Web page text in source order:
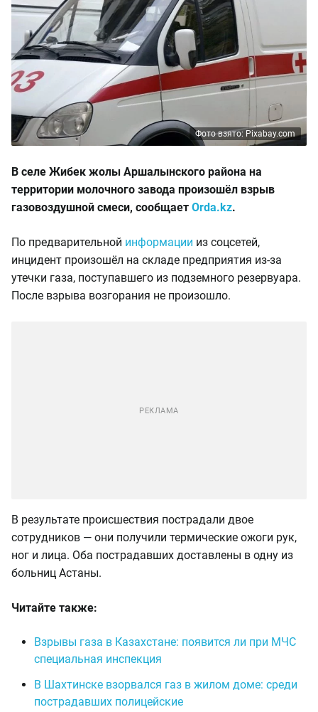
Фото взято: Pixabay.com
В селе Жибек жолы Аршалынского района на
территории молочного завода произошёл взрыв
газовоздушной смеси, сообщает Orda.kz.
По предварительной информации из соцсетей,
инцидент произошёл на складе предприятия из-за
утечки газа, поступавшего из подземного резервуара.
После взрыва возгорания не произошло.
В результате происшествия пострадали двое
сотрудников — они получили термические ожоги рук,
ног и лица. Оба пострадавших доставлены в одну из
больниц Астаны.
Читайте также:
Взрывы газа в Казахстане: появится ли при МЧС
специальная инспекция
В Шахтинске взорвался газ в жилом доме: среди
пострадавших полицейские